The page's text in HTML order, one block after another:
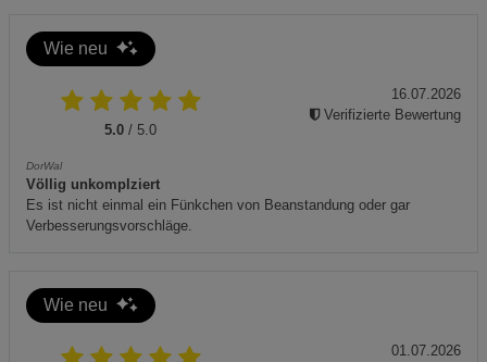
Wie neu
5.0 / 5.0
DorWal
Völlig unkomplziert
Es ist nicht einmal ein Fünkchen von Beanstandung oder gar
Verbesserungsvorschläge.
16.07.2026
Verifizierte Bewertung
Wie neu
01.07.2026